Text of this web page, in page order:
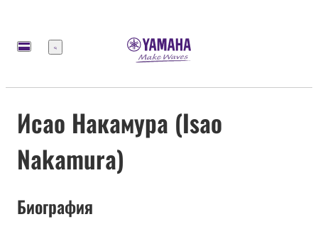
Меню
Исао Накамура (Isao
Nakamura)
Биография